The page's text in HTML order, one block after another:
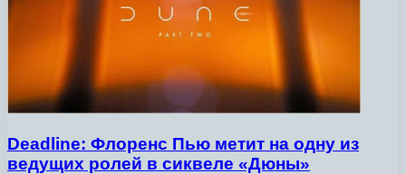
Deadline: Флоренс Пью метит на одну из
ведущих ролей в сиквеле «Дюны»